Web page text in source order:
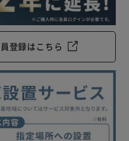
登録はこちら